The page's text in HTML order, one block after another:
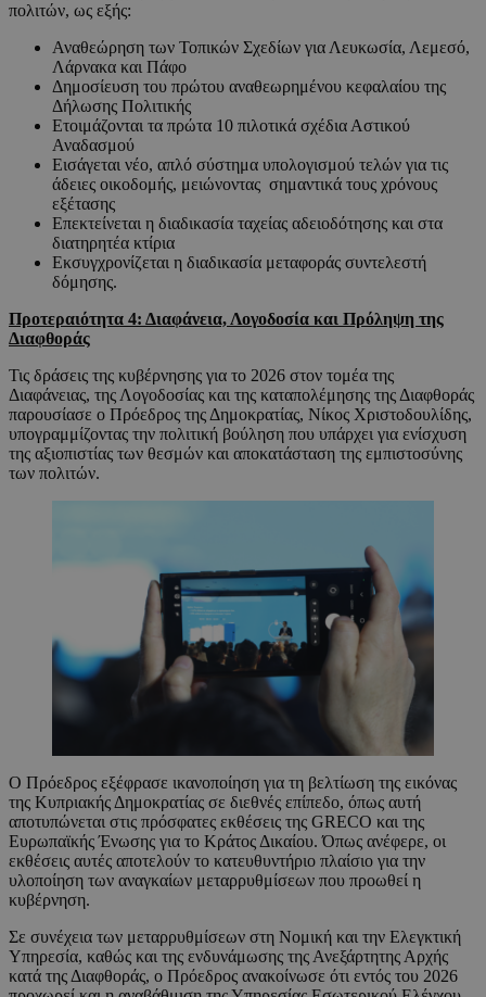
πολιτών, ως εξής:
Αναθεώρηση των Τοπικών Σχεδίων για Λευκωσία, Λεμεσό,
Λάρνακα και Πάφο
Δημοσίευση του πρώτου αναθεωρημένου κεφαλαίου της
Δήλωσης Πολιτικής
Ετοιμάζονται τα πρώτα 10 πιλοτικά σχέδια Αστικού
Αναδασμού
Εισάγεται νέο, απλό σύστημα υπολογισμού τελών για τις
άδειες οικοδομής, μειώνοντας σημαντικά τους χρόνους
εξέτασης
Επεκτείνεται η διαδικασία ταχείας αδειοδότησης και στα
διατηρητέα κτίρια
Εκσυγχρονίζεται η διαδικασία μεταφοράς συντελεστή
δόμησης.
Προτεραιότητα 4: Διαφάνεια, Λογοδοσία και Πρόληψη της
Διαφθοράς
Τις δράσεις της κυβέρνησης για το 2026 στον τομέα της
Διαφάνειας, της Λογοδοσίας και της καταπολέμησης της Διαφθοράς
παρουσίασε ο Πρόεδρος της Δημοκρατίας, Νίκος Χριστοδουλίδης,
υπογραμμίζοντας την πολιτική βούληση που υπάρχει για ενίσχυση
της αξιοπιστίας των θεσμών και αποκατάσταση της εμπιστοσύνης
των πολιτών.
Ο Πρόεδρος εξέφρασε ικανοποίηση για τη βελτίωση της εικόνας
της Κυπριακής Δημοκρατίας σε διεθνές επίπεδο, όπως αυτή
αποτυπώνεται στις πρόσφατες εκθέσεις της GRECO και της
Ευρωπαϊκής Ένωσης για το Κράτος Δικαίου. Όπως ανέφερε, οι
εκθέσεις αυτές αποτελούν το κατευθυντήριο πλαίσιο για την
υλοποίηση των αναγκαίων μεταρρυθμίσεων που προωθεί η
κυβέρνηση.
Σε συνέχεια των μεταρρυθμίσεων στη Νομική και την Ελεγκτική
Υπηρεσία, καθώς και της ενδυνάμωσης της Ανεξάρτητης Αρχής
κατά της Διαφθοράς, ο Πρόεδρος ανακοίνωσε ότι εντός του 2026